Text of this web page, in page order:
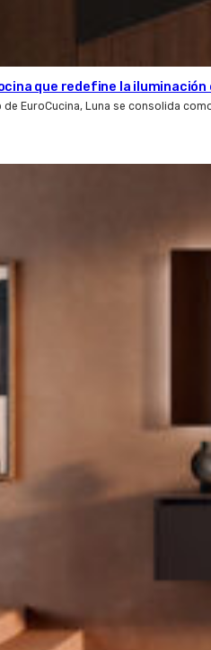
que redefine la
EuroCucina, Luna se consolida